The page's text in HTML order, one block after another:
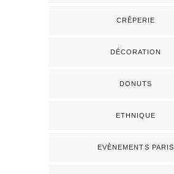
CRÊPERIE
DÉCORATION
DONUTS
ETHNIQUE
EVÈNEMENTS PARIS